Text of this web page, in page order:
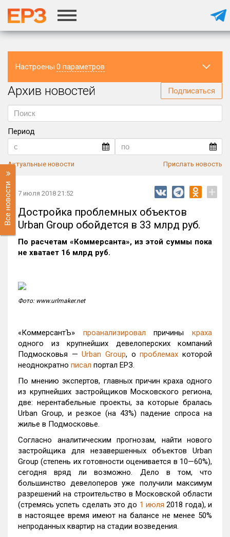
Настроены 0 параметров
Регион
Архив новостей Подписаться
Период
Актуальные новости Прислать новость
Все новости 7 июля 2018 21:52 +
Достройка проблемных объектов
Urban Group обойдется в 33 млрд руб.
По расчетам «Коммерсанта», из этой суммы пока
не хватает 16 млрд руб.
Фото: www.urlmaker.net
«КоммерсантЪ» проанализировал причиныкраха
одного из крупнейших девелоперских компаний
Подмосковья —Urban Group, опроблемах которой
неоднократно писал портал ЕРЗ.
По мнению экспертов, главных причин краха одного
из крупнейших застройщиков Московского региона,
две: нерентабельные проекты, за которые бралась
Urban Group, и резкое (на 43%) падение cпроса на
жилье в Подмосковье.
Согласно аналитическим прогнозам, найти нового
застройщика для незавершенных объектов Urban
Group (степень их готовности оценивается в 10—60%),
сегодня вряд ли возможно. Дело в том, что
большинство девелоперов уже получили максимум
разрешений на строительство в Московской области
(стремясь успеть сделать это до 1 июля 2018 года), и
в настоящее время имеют на балансе не менее 50%
непроданных квартир на стадии возведения.